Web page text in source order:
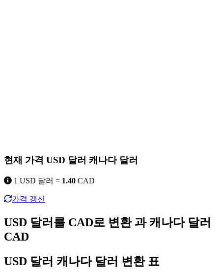
현재 가격 USD 달러 캐나다 달러
1 USD 달러 = 1.40 CAD
가격 갱신
USD 달러를 CAD로 변환 과 캐나다 달러
CAD
USD 달러 캐나다 달러 변환 표